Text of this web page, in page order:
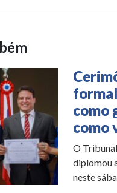
como
como
O
diplomou
neste